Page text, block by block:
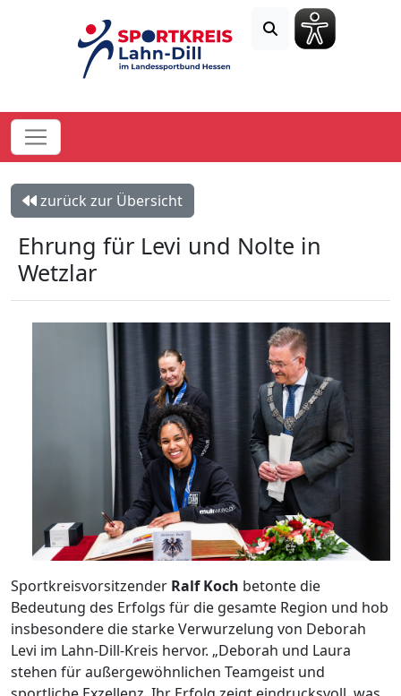
zurück zur Übersicht
Ehrung für Levi und Nolte in
Wetzlar
Sportkreisvorsitzender Ralf Koch betonte die
Bedeutung des Erfolgs für die gesamte Region und hob
insbesondere die starke Verwurzelung von Deborah
Levi im Lahn-Dill-Kreis hervor. „Deborah und Laura
stehen für außergewöhnlichen Teamgeist und